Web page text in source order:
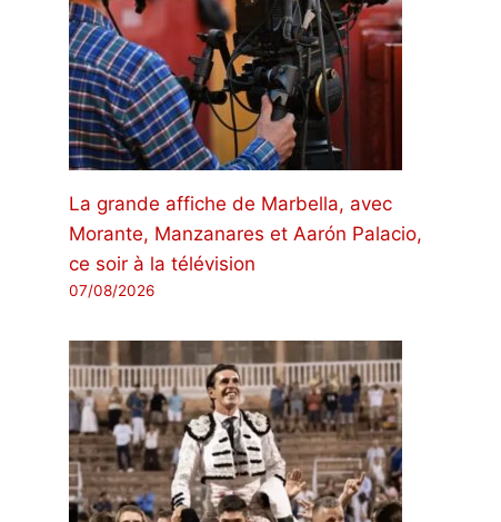
La grande affiche de Marbella, avec
Morante, Manzanares et Aarón Palacio,
ce soir à la télévision
07/08/2026